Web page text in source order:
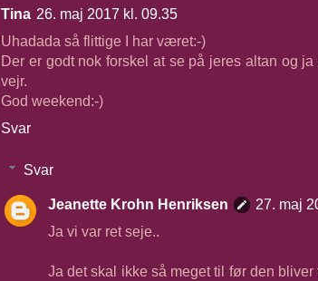
Tina 26. maj 2017 kl. 09.35
Uhadada så flittige I har været:-)
Der er godt nok forskel at se på jeres altan og
vejr.
God weekend:-)
Svar
Svar
Jeanette Krohn Henriksen
27. maj
Ja vi var ret seje..
Ja det skal ikke så meget til før den